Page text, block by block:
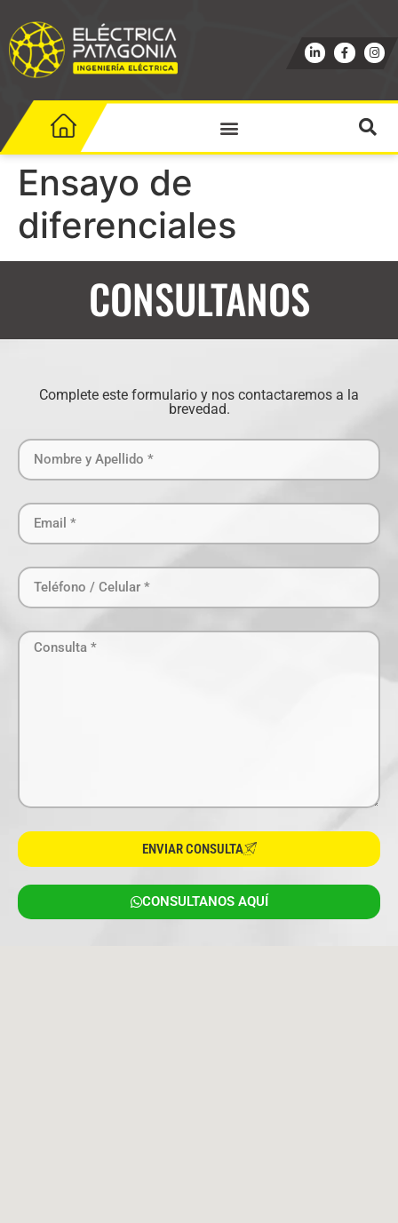
Ensayo de
diferenciales
CONSULTANOS
Complete este formulario y nos contactaremos a la
brevedad.
ENVIAR CONSULTA
CONSULTANOS AQUÍ